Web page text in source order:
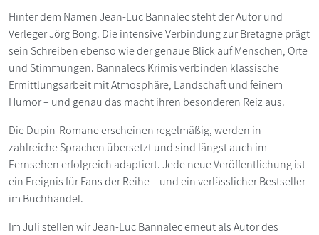
Hinter dem Namen Jean-Luc Bannalec steht der Autor und
Verleger Jörg Bong. Die intensive Verbindung zur Bretagne prägt
sein Schreiben ebenso wie der genaue Blick auf Menschen, Orte
und Stimmungen. Bannalecs Krimis verbinden klassische
Ermittlungsarbeit mit Atmosphäre, Landschaft und feinem
Humor – und genau das macht ihren besonderen Reiz aus.
Die Dupin-Romane erscheinen regelmäßig, werden in
zahlreiche Sprachen übersetzt und sind längst auch im
Fernsehen erfolgreich adaptiert. Jede neue Veröffentlichung ist
ein Ereignis für Fans der Reihe – und ein verlässlicher Bestseller
im Buchhandel.
Im Juli stellen wir Jean-Luc Bannalec erneut als Autor des